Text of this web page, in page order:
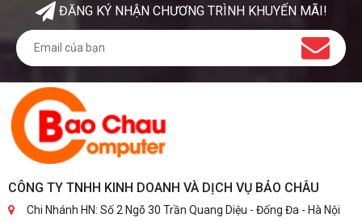
thể tự do thay đổi chiều cao 👉🏻
Tối ưu hoá khả năng công thái
học cho mọi đối tượng Tay ghế
2D Phù hợp cho người từ 1m6
- 1m85, trọng lượng không
quá 120kg
ĐĂNG KÝ NHẬN CHƯƠNG TRÌNH KHUYẾN MÃI!
CÔNG TY TNHH KINH DOANH VÀ DỊCH VỤ BẢO CHÂU
Chi Nhánh HN: Số 2 Ngõ 30 Trần Quang Diệu - Đống Đa - Hà Nội